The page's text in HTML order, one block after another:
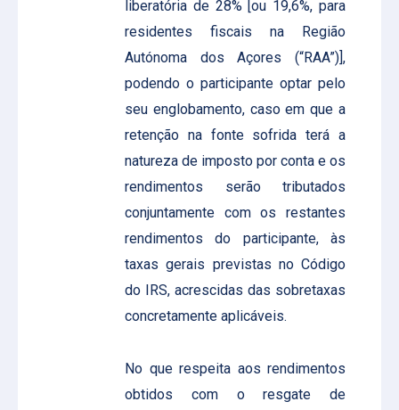
liberatória de 28% [ou 19,6%, para
residentes fiscais na Região
Autónoma dos Açores (“RAA”)],
podendo o participante optar pelo
seu englobamento, caso em que a
retenção na fonte sofrida terá a
natureza de imposto por conta e os
rendimentos serão tributados
conjuntamente com os restantes
rendimentos do participante, às
taxas gerais previstas no Código
do IRS, acrescidas das sobretaxas
concretamente aplicáveis.
No que respeita aos rendimentos
obtidos com o resgate de